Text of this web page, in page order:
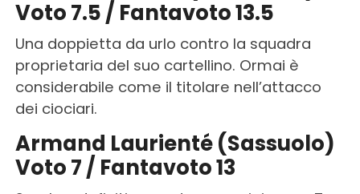
Voto 7.5 / Fantavoto 13.5
Una doppietta da urlo contro la squadra
proprietaria del suo cartellino. Ormai è
considerabile come il titolare nell’attacco
dei ciociari.
Armand Laurienté (Sassuolo)
Voto 7 / Fantavoto 13